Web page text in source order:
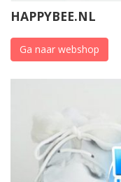
HAPPYBEE.NL
Ga naar webshop